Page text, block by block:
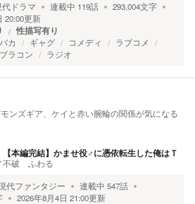
代ドラマ 連載中 119話 293,004文字
20:00更新
性描写有り
バカ ギャグ コメディ
ラブコメ
ブラコン ラジオ
ンズギア、ケイと赤い腕輪の関係が気になる
【本編完結】かませ役♂に憑依転生した俺はＴ
不破 ふわる
代ファンタジー 連載中 547話
2026年8月4日 21:00更新